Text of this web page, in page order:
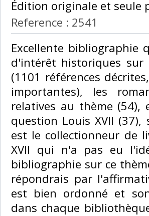
Édition originale et seule
Reference : 2541
‎Excellente bibliographie
d'intérêt historiques sur
(1101 références
importantes), les
relatives au thème
question Louis XVII
est le collectionneur de
XVII qui n'a pas eu
bibliographie sur ce
répondrais par
est bien ordonné et
dans chaque